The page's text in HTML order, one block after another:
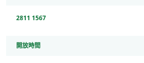
2811 1567
開放時間